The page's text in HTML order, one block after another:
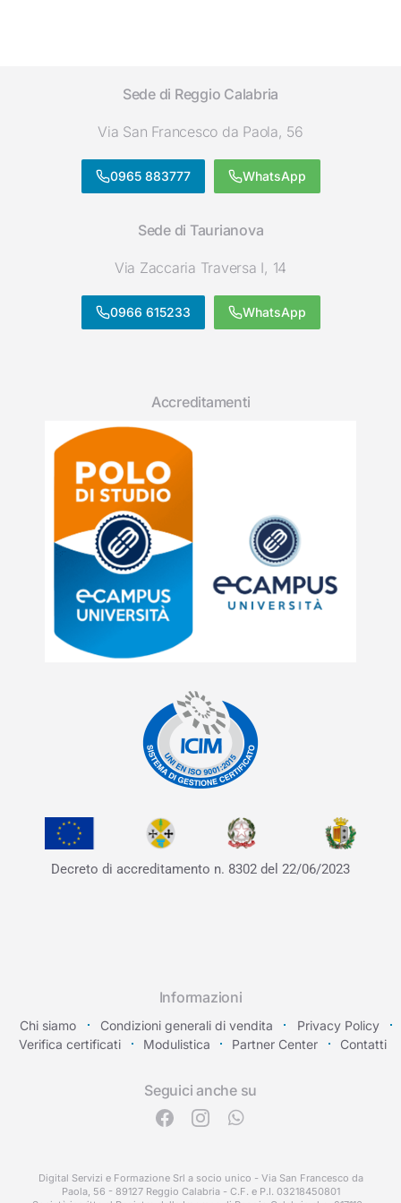
Sede di Reggio Calabria
Via San Francesco da Paola, 56
0965 883777 WhatsApp
Sede di Taurianova
Via Zaccaria Traversa I, 14
0966 615233 WhatsApp
Accreditamenti
Decreto di accreditamento n. 8302 del 22/06/2023
Informazioni
Chi siamo Condizioni generali di vendita
Privacy Policy
Verifica certificati
Modulistica Partner Center Contatti
Seguici anche su
Digital Servizi e Formazione Srl a socio unico - Via San Francesco da
Paola, 56 - 89127 Reggio Calabria - C.F. e P.I. 03218450801